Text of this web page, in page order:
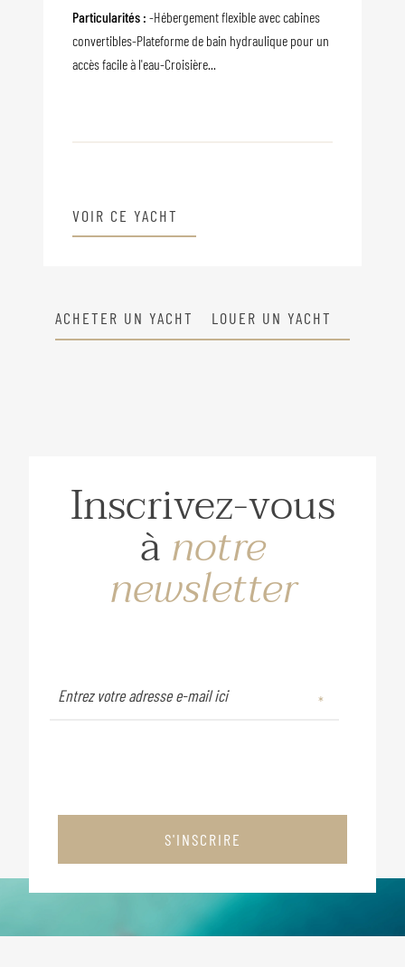
Particularités : -Hébergement flexible avec cabines
convertibles-Plateforme de bain hydraulique pour un
accès facile à l'eau-Croisière...
VOIR CE YACHT
ACHETER UN YACHT LOUER UN YACHT
Inscrivez-vous
ànotre
newsletter
S'INSCRIRE